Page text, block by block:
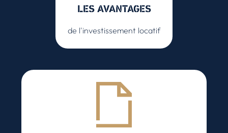
LES AVANTAGES
de l'investissement locatif